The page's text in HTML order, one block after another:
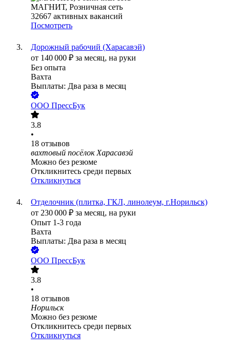
МАГНИТ, Розничная сеть
32667 активных вакансий
Посмотреть
Дорожный рабочий (Харасавэй)
от 140 000 ₽ за месяц, на руки
Без опыта
Вахта
Выплаты: Два раза в месяц
ООО ПрессБук
3.8
•
18 отзывов
вахтовый посёлок Харасавэй
Можно без резюме
Откликнитесь среди первых
Откликнуться
Отделочник (плитка, ГКЛ, линолеум, г.Норильск)
от 230 000 ₽ за месяц, на руки
Опыт 1-3 года
Вахта
Выплаты: Два раза в месяц
ООО ПрессБук
3.8
•
18 отзывов
Норильск
Можно без резюме
Откликнитесь среди первых
Откликнуться